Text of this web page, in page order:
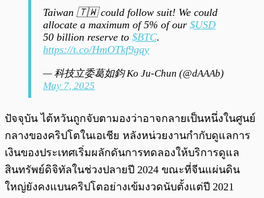
Taiwan 🇹🇼 could follow suit! We could
allocate a maximum of 5% of our $USD
50 billion reserve to $BTC.
https://t.co/HmOTkf9gqy
— 科技立委葛如鈞 Ko Ju-Chun (@dAAAb)
May 7, 2025
ปัจจุบัน ไต้หวันถูกจับตามองว่าอาจกลายเป็นหนึ่งในศูนย์
กลางของคริปโตในเอเชีย หลังหน่วยงานกำกับดูแลการ
เงินของประเทศเริ่มผลักดันการทดลองให้บริการดูแล
สินทรัพย์ดิจิทัลในช่วงปลายปี 2024 ขณะที่จีนแผ่นดิน
ใหญ่ยังคงแบนคริปโตอย่างเข้มงวดนับตั้งแต่ปี 2021